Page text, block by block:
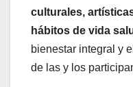
culturales,
hábitos de vida
bienestar integral y
de las y los